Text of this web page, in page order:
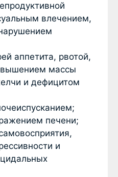
влечением,
аппетита, рвотой,
массы
и дефицитом
печени;
и